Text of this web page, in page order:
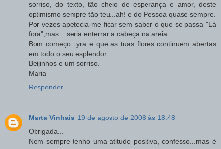
sorriso, do texto, tão cheio de esperança e amor, deste
optimismo sempre tão teu...ah! e do Pessoa quase sempre.
Por vezes apetecia-me ficar sem saber o que se passa "Lá
fora",mas... seria enterrar a cabeça na areia.
Bom começo Lyra e que as tuas flores continuem abertas
em todo o seu esplendor.
Beijinhos e um sorriso.
Maria
Responder
Marta Vinhais 19 de agosto de 2008 às 18:48
Obrigada...
Nem sempre tenho uma atitude positiva, confesso...mas é